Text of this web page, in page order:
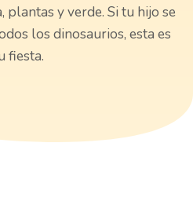
plantas y verde. Si tu hijo se
los dinosaurios, esta es
fiesta.